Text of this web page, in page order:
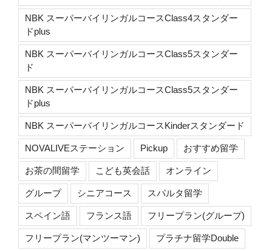
NBK スーパーバイリンガルコースClass4スタンダー
ドplus
NBK スーパーバイリンガルコースClass5スタンダー
ド
NBK スーパーバイリンガルコースClass5スタンダー
ドplus
NBK スーパーバイリンガルコースKinderスタンダード
NOVALIVEステーション Pickup おすすめ留学
お茶の間留学 こども英会話 オンライン
グループ シニアコース スパルタ留学
スペイン語 フランス語 フリープラン(グループ)
フリープラン(マンツーマン) プラチナ留学Double